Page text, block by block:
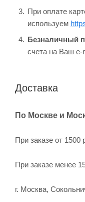
При оплате
используем
Безналичный
счета на Ваш e-
Доставка
По Москве и
При заказе от
При заказе менее
г. Москва,